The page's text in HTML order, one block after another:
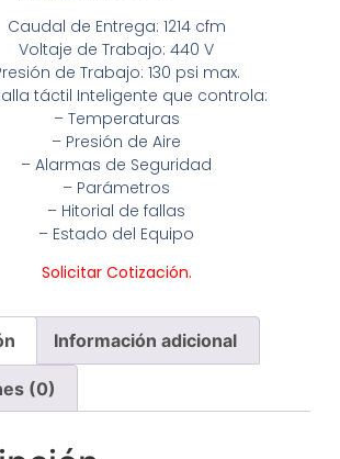
Caudal de Entrega: 1214 cfm
Voltaje de Trabajo: 440 V
de Trabajo: 130 psi max.
táctil Inteligente que controla:
– Temperaturas
– Presión de Aire
– Alarmas de Seguridad
– Parámetros
– Hitorial de fallas
– Estado del Equipo
SolicitarCotización.
Información adicional
(0)